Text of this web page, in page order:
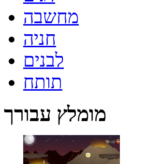
מחשבה
חניה
לבנים
תותח
מומלץ עבורך